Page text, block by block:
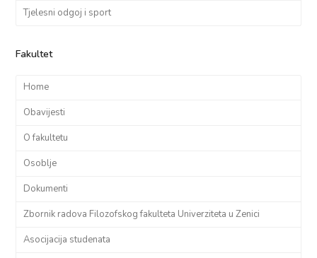
Tjelesni odgoj i sport
Fakultet
Home
Obavijesti
O fakultetu
Osoblje
Dokumenti
Zbornik radova Filozofskog fakulteta Univerziteta u Zenici
Asocijacija studenata